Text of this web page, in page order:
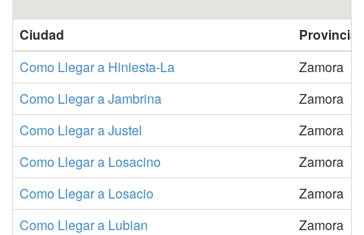
Ciudad
Provincia
Como Llegar a Hiniesta-La
Zamora
Como Llegar a Jambrina
Zamora
Como Llegar a Justel
Zamora
Como Llegar a Losacino
Zamora
Como Llegar a Losacio
Zamora
Como Llegar a Lubian
Zamora